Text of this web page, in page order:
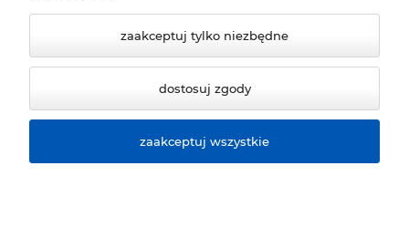
© 2026 sklep.polver.eu. Wszelkie prawa zastrzeżone.
zaakceptuj tylko niezbędne
dostosuj zgody
zaakceptuj wszystkie